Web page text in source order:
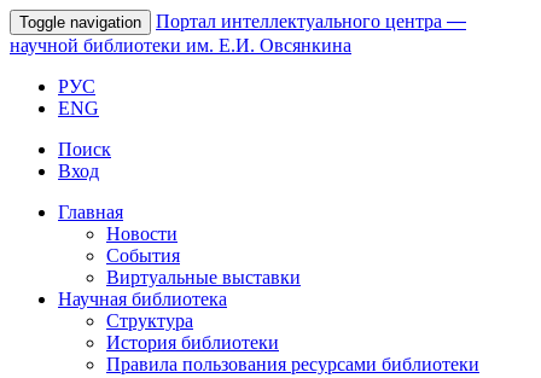
Toggle navigation Портал интеллектуального центра —
научной библиотеки им. Е.И. Овсянкина
РУС
ENG
Поиск
Вход
Главная
Новости
События
Виртуальные выставки
Научная библиотека
Структура
История библиотеки
Правила пользования ресурсами библиотеки